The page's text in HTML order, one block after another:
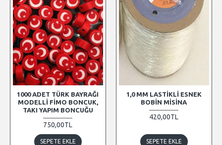
1000 ADET TÜRK BAYRAĞI
MODELLI FIMO BONCUK,
TAKI YAPIM BONCUĞU
750,00TL
SEPETE EKLE
1,0 MM LASTIKLI ESNEK
BOBIN MISINA
420,00TL
SEPETE EKLE